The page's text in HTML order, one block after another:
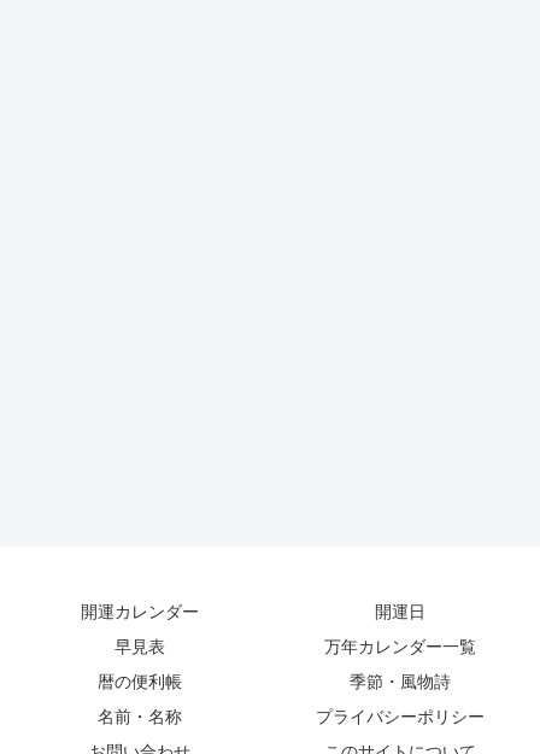
開運カレンダー
開運日
早見表
万年カレンダー一覧
暦の便利帳
季節・風物詩
名前・名称
プライバシーポリシー